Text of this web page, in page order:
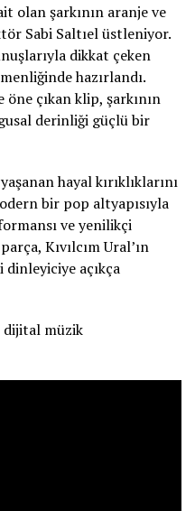
olan şarkının aranje ve
Sabi Saltıel üstleniyor.
dikkat çeken
hazırlandı.
çıkan klip, şarkının
derinliği güçlü bir
hayal kırıklıklarını
bir pop altyapısıyla
ve yenilikçi
Kıvılcım Ural’ın
dinleyiciye açıkça
dijital müzik